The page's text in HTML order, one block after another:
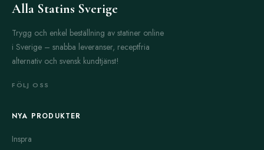
Alla Statins Sverige
Trygg och enkel beställning av statiner online
i Sverige – snabba leveranser, receptfria
alternativ och svensk kundtjänst!
FÖLJ OSS
NYA PRODUKTER
Inspra